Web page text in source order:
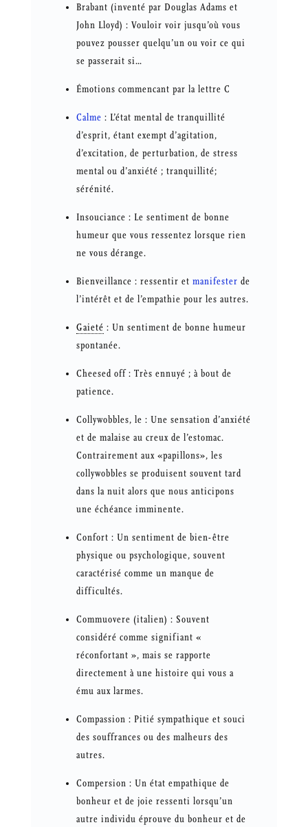
Brabant (inventé par Douglas Adams et
John Lloyd) : Vouloir voir jusqu’où vous
pouvez pousser quelqu’un ou voir ce qui
se passerait si…
Émotions commencant par la lettre C
Calme : L’état mental de tranquillité
d’esprit, étant exempt d’agitation,
d’excitation, de perturbation, de stress
mental ou d’anxiété ; tranquillité;
sérénité.
Insouciance : Le sentiment de bonne
humeur que vous ressentez lorsque rien
ne vous dérange.
Bienveillance : ressentir et manifester de
l’intérêt et de l’empathie pour les autres.
Gaieté : Un sentiment de bonne humeur
spontanée.
Cheesed off : Très ennuyé ; à bout de
patience.
Collywobbles, le : Une sensation d’anxiété
et de malaise au creux de l’estomac.
Contrairement aux «papillons», les
collywobbles se produisent souvent tard
dans la nuit alors que nous anticipons
une échéance imminente.
Confort : Un sentiment de bien-être
physique ou psychologique, souvent
caractérisé comme un manque de
difficultés.
Commuovere (italien) : Souvent
considéré comme signifiant «
réconfortant », mais se rapporte
directement à une histoire qui vous a
ému aux larmes.
Compassion : Pitié sympathique et souci
des souffrances ou des malheurs des
autres.
Compersion : Un état empathique de
bonheur et de joie ressenti lorsqu’un
autre individu éprouve du bonheur et de